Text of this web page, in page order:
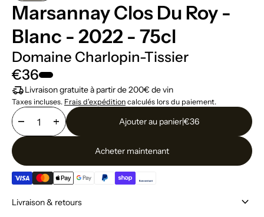
Marsannay Clos Du Roy -
Blanc - 2022 - 75cl
Domaine Charlopin-Tissier
€36
delivery_truck_speedLivraison gratuite à partir de 200€ de vin
Taxes incluses. Frais d'expédition calculés lors du paiement.
remove add Ajouter au panier|€36
Acheter maintenant
Livraison & retours keyboard_arrow_down